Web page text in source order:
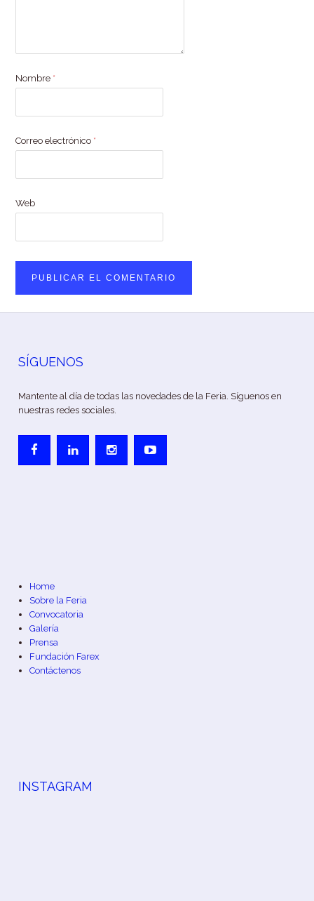
Nombre *
Correo electrónico *
Web
SÍGUENOS
Mantente al día de todas las novedades de la Feria. Síguenos en
nuestras redes sociales.
Home
Sobre la Feria
Convocatoria
Galería
Prensa
Fundación Farex
Contáctenos
INSTAGRAM